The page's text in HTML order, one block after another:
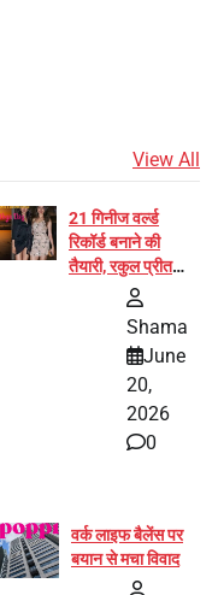
View All
21 गिनीज वर्ल्ड
रिकॉर्ड बनाने की
तैयारी, रकुल प्रीत
और प्रज्ञा जायसवाल
बनीं योग अभियान का
Shama
June
20,
2026
0
वर्क लाइफ बैलेंस पर
बयान से मचा विवाद